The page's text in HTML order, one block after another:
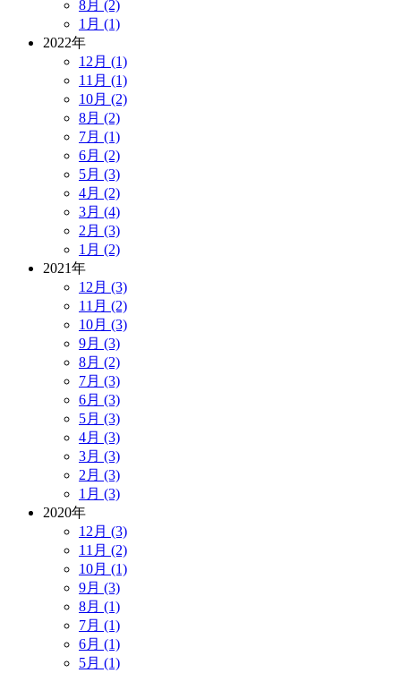
8月 (2)
1月 (1)
2022年
12月 (1)
11月 (1)
10月 (2)
8月 (2)
7月 (1)
6月 (2)
5月 (3)
4月 (2)
3月 (4)
2月 (3)
1月 (2)
2021年
12月 (3)
11月 (2)
10月 (3)
9月 (3)
8月 (2)
7月 (3)
6月 (3)
5月 (3)
4月 (3)
3月 (3)
2月 (3)
1月 (3)
2020年
12月 (3)
11月 (2)
10月 (1)
9月 (3)
8月 (1)
7月 (1)
6月 (1)
5月 (1)